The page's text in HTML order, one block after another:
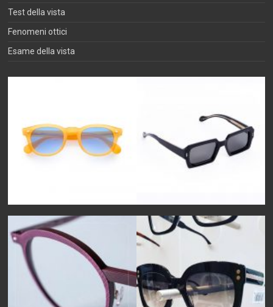
Test della vista
Fenomeni ottici
Esame della vista